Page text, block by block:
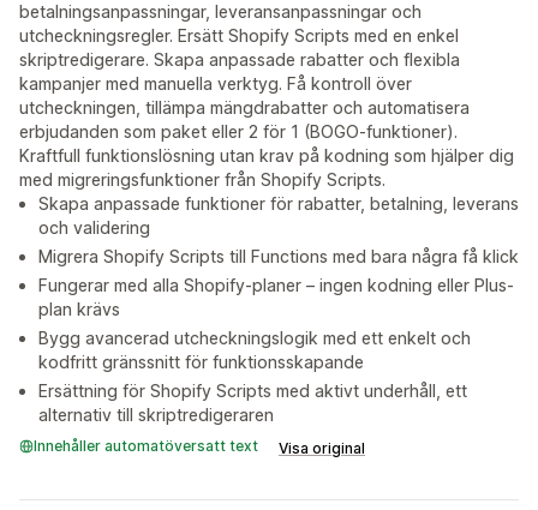
betalningsanpassningar, leveransanpassningar och
utcheckningsregler. Ersätt Shopify Scripts med en enkel
skriptredigerare. Skapa anpassade rabatter och flexibla
kampanjer med manuella verktyg. Få kontroll över
utcheckningen, tillämpa mängdrabatter och automatisera
erbjudanden som paket eller 2 för 1 (BOGO-funktioner).
Kraftfull funktionslösning utan krav på kodning som hjälper dig
med migreringsfunktioner från Shopify Scripts.
Skapa anpassade funktioner för rabatter, betalning, leverans
och validering
Migrera Shopify Scripts till Functions med bara några få klick
Fungerar med alla Shopify-planer – ingen kodning eller Plus-
plan krävs
Bygg avancerad utcheckningslogik med ett enkelt och
kodfritt gränssnitt för funktionsskapande
Ersättning för Shopify Scripts med aktivt underhåll, ett
alternativ till skriptredigeraren
Innehåller automatöversatt text Visa original